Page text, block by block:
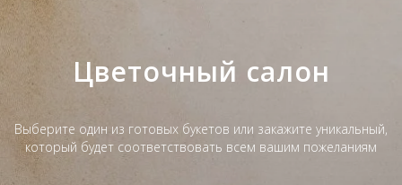
Цветочный салон
Выберите один из готовых букетов или закажите уникальный,
который будет соответствовать всем вашим пожеланиям